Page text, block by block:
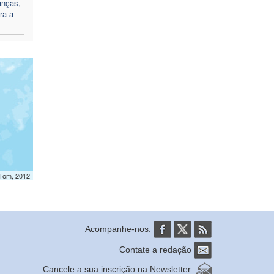
a
2012
Acompanhe-nos:
Contate a redação
Cancele a sua inscrição na Newsletter: